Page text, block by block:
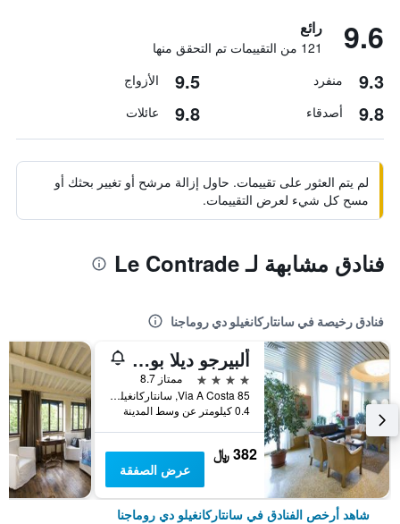
9.6 رائع
121 من التقييمات تم التحقق منها
9.3 منفرد 9.5 الأزواج
9.8 أصدقاء 9.8 عائلات
لم يتم العثور على تقييمات. حاول إزالة مرشح أو تغيير بحثك أو
مسح كل شيء لعرض التقييمات.
فنادق مشابهة لـ Le Contrade
فنادق رخيصة في سانتاركانغيلو دي روماجنا
ألبيرجو ديلا بورتا
4 نجوم
ممتاز 8.7
Via A Costa 85, سانتاركانغيلو دي روماجنا, مقاطعة ريميني, إيطاليا
0.4 كيلومتر عن وسط المدينة
382 ﷼
عرض الصفقة
شاهد أرخص الفنادق في سانتاركانغيلو دي روماجنا